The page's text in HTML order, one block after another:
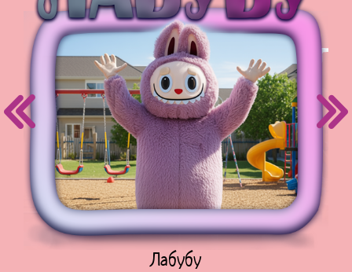
Куклы Лол